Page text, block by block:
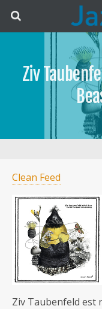
Ziv
Clean Feed
Ziv Taubenfeld est